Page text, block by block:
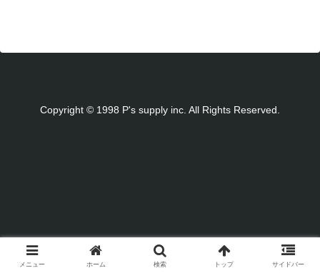
Copyright © 1998 P's supply inc. All Rights Reserved.
メニュー ホーム 検索 トップ サイドバー